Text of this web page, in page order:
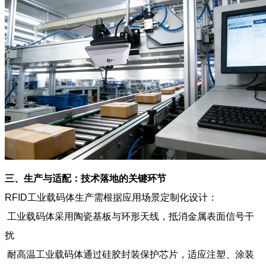
三、生产与适配：技术落地的关键环节
RFID工业载码体生产需根据应用场景定制化设计：
工业载码体采用陶瓷基板与环形天线，抵消金属表面信号干
扰
耐高温工业载码体通过硅胶封装保护芯片，适应注塑、涂装